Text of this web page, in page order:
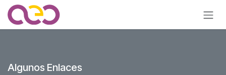
Ir al contenido
Algunos Enlaces